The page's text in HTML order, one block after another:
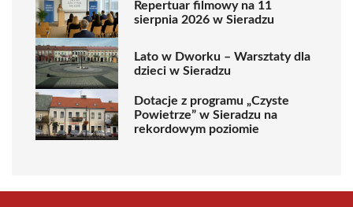
Repertuar filmowy na 11
sierpnia 2026 w Sieradzu
Lato w Dworku – Warsztaty dla
dzieci w Sieradzu
Dotacje z programu „Czyste
Powietrze” w Sieradzu na
rekordowym poziomie